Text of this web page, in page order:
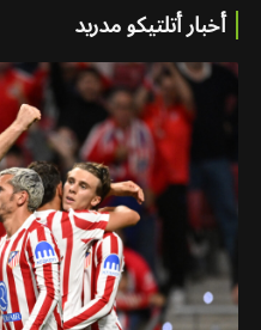
أخبار أتلتيكو مدريد